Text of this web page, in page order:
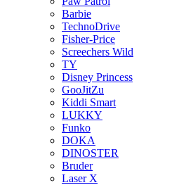
Barbie
TechnoDrive
Fisher-Price
Screechers Wild
TY
Disney Princess
GooJitZu
Kiddi Smart
LUKKY
Funko
DOKA
DINOSTER
Bruder
Laser X